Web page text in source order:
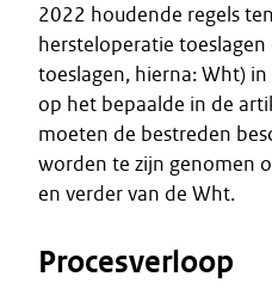
2022 houdende regels
hersteloperatie
toeslagen, hierna: Wht)
op het bepaalde in de
moeten de bestreden
worden te zijn genomen
en verder van de Wht.
Procesverloop